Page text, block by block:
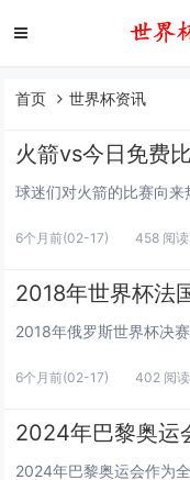
首页 世界杯资讯
6个月前(02-17) 458 阅读
6个月前(02-17) 402 阅读